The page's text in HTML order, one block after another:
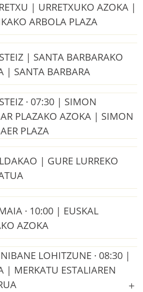
| URRETXUKO AZOKA |
ARBOLA PLAZA
| SANTA BARBARAKO
| SANTA BARBARA
· 07:30 | SIMON
PLAZAKO AZOKA | SIMON
PLAZA
| GURE LURREKO
· 10:00 | EUSKAL
AZOKA
LOHITZUNE · 08:30 |
| MERKATU ESTALIAREN